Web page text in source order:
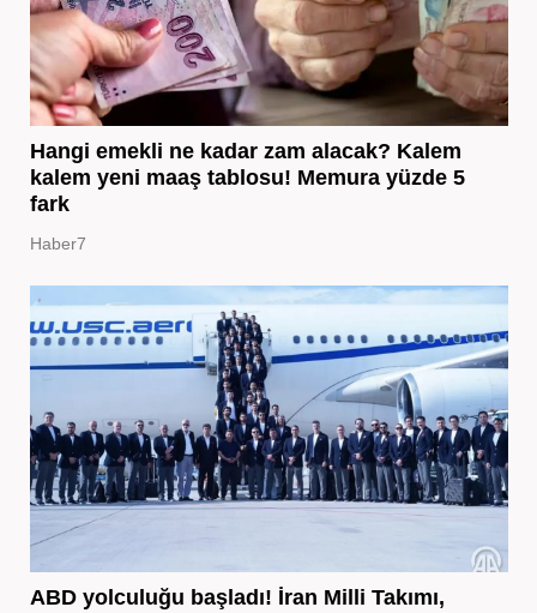
Hangi emekli ne kadar zam alacak? Kalem
kalem yeni maaş tablosu! Memura yüzde 5
fark
Haber7
ABD yolculuğu başladı! İran Milli Takımı,